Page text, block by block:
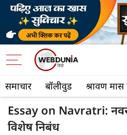
समाचार बॉलीवुड श्रावण
Essay on Navratri:
विशेष निबंध